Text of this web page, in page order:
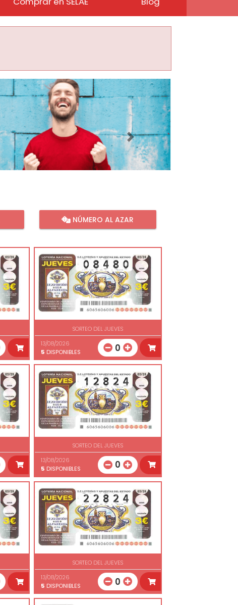
Imagen siguiente
NÚMERO AL AZAR
SORTEO DEL JUEVES
13/08/2026
5 DISPONIBLES 0
SORTEO DEL JUEVES
13/08/2026
5 DISPONIBLES 0
SORTEO DEL JUEVES
13/08/2026
5 DISPONIBLES 0